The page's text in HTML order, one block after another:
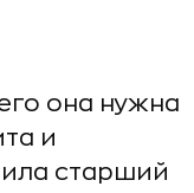
она нужна
и
старший